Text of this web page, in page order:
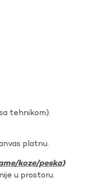
tehnikom).
platnu.
koze/peska)
u prostoru.